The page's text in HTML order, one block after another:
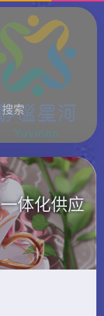
搜索
体化供应